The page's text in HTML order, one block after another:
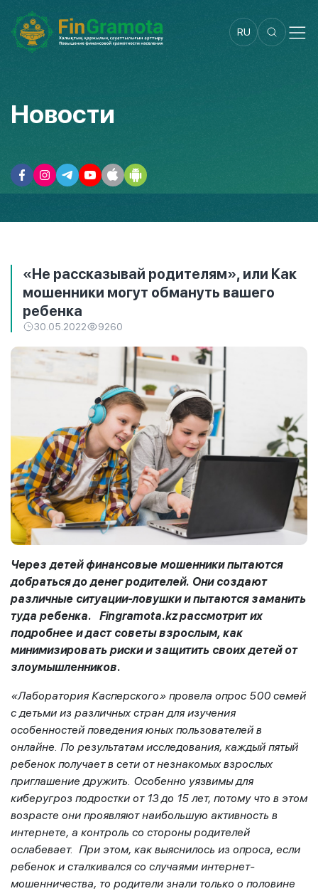
RU
Новости
«Не рассказывай родителям», или Как
мошенники могут обмануть вашего
ребенка
30.05.2022 9260
Через детей финансовые мошенники пытаются
добраться до денег родителей. Они создают
различные ситуации-ловушки и пытаются заманить
туда ребенка.
Fingramota.kzрассмотрит их
подробнее и даст советы взрослым, как
минимизировать риски и защитить своих детей от
злоумышленников.
«Лаборатория Касперского» провела опрос 500 семей
с детьми из различных стран для изучения
особенностей поведения юных пользователей в
онлайне. По результатам исследования, каждый пятый
ребенок получает в сети от незнакомых взрослых
приглашение дружить. Особенно уязвимы для
киберугроз подростки от 13 до 15 лет, потому что в этом
возрасте они проявляют наибольшую активность в
интернете, а контроль со стороны родителей
ослабевает. При этом, как выяснилось из опроса, если
ребенок и сталкивался со случаями интернет-
мошенничества, то родители знали только о половине